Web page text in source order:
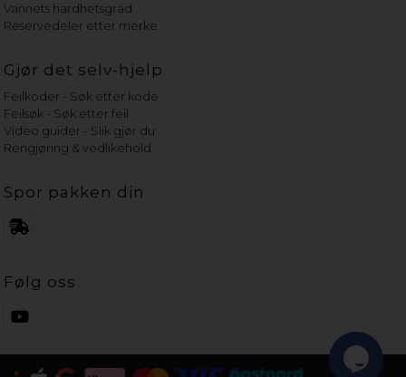
Vannets hardhetsgrad
Reservedeler etter merke
Gjør det selv-hjelp
Feilkoder - Søk etter kode
Feilsøk - Søk etter feil
Video guider - Slik gjør du
Rengjøring & vedlikehold
Spor pakken din
Følg oss